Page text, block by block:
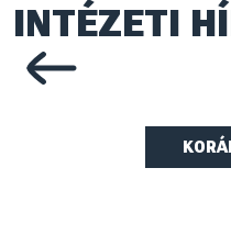
INTÉZETI
Előző oldal